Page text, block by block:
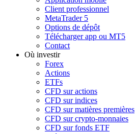
Client professionnel
MetaTrader 5
Options de dépôt
Télécharger app ou MT5
Contact
Où investir
Forex
Actions
ETFs
CFD sur actions
CFD sur indices
CFD sur matières premières
CFD sur crypto-monnaies
CFD sur fonds ETF